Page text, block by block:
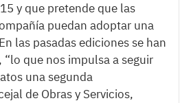
y que pretende que las
puedan adoptar una
las pasadas ediciones se han
que nos impulsa a seguir
una segunda
de Obras y Servicios,